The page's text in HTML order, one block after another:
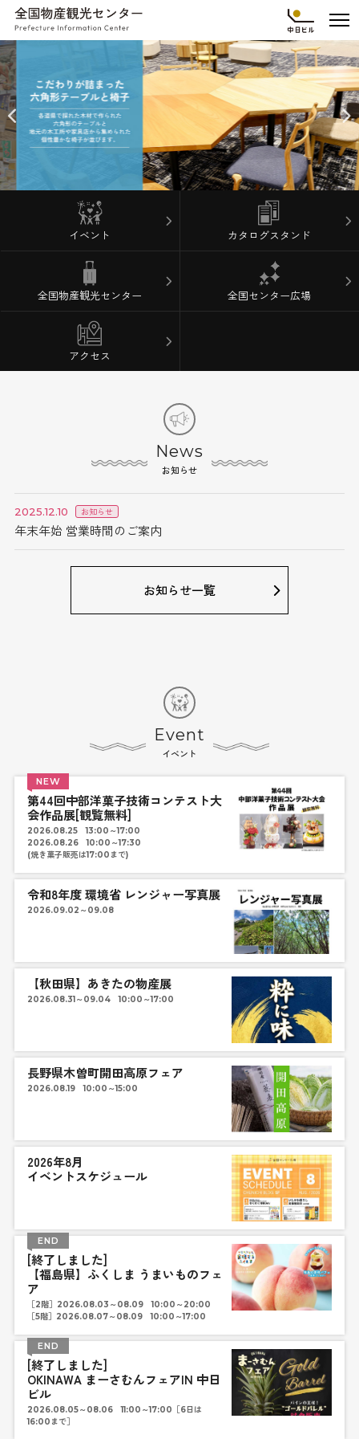
イベント カタログスタンド
全国物産観光センター 全国センター広場
アクセス
News
お知らせ
2025.12.10 お知らせ
年末年始 営業時間のご案内
お知らせ一覧
Event
イベント
NEW
第44回中部洋菓子技術コンテスト大
会作品展[観覧無料]
2026.08.25 13:00～17:00
2026.08.26 10:00～17:30
(焼き菓子販売は17:00まで)
令和8年度 環境省 レンジャー写真展
2026.09.02～09.08
【秋田県】あきたの物産展
2026.08.31～09.04 10:00～17:00
長野県木曽町開田高原フェア
2026.08.19 10:00～15:00
2026年8月
イベントスケジュール
END
[終了しました]
【福島県】ふくしま うまいものフェ
ア
［2階］2026.08.03～08.09 10:00～20:00
［5階］2026.08.07～08.09 10:00～17:00
END
[終了しました]
OKINAWA まーさむんフェアIN 中日
ビル
2026.08.05～08.06 11:00～17:00［6日は
16:00まで］